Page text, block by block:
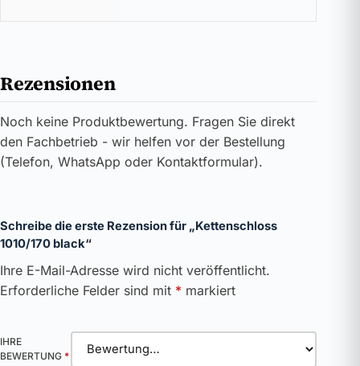
Rezensionen
Noch keine Produktbewertung. Fragen Sie direkt
den Fachbetrieb - wir helfen vor der Bestellung
(Telefon, WhatsApp oder Kontaktformular).
Schreibe die erste Rezension für „Kettenschloss
1010/170 black“
Ihre E-Mail-Adresse wird nicht veröffentlicht.
Erforderliche Felder sind mit * markiert
IHRE
BEWERTUNG *